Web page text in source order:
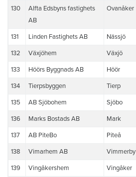
130
Alfta Edsbyns fastighets
AB
Ovanåker
131 Linden Fastighets AB Nässjö
132 Växjöhem Växjö
133 Höörs Byggnads AB Höör
134 Tierpsbyggen Tierp
135 AB Sjöbohem Sjöbo
136 Marks Bostads AB Mark
137 AB PiteBo Piteå
138 Vimarhem AB Vimmerby
139 Vingåkershem Vingåker